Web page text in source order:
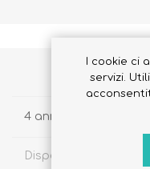
Slip Bimba
4 anni
Disponibilità:
I cookie ci
servizi.